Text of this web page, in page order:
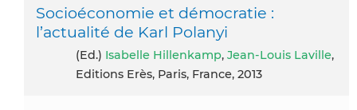
Socioéconomie et démocratie :
l’actualité de Karl Polanyi
(ed.) Isabelle Hillenkamp, Jean-Louis Laville,
Editions Erès, Paris, France, 2013